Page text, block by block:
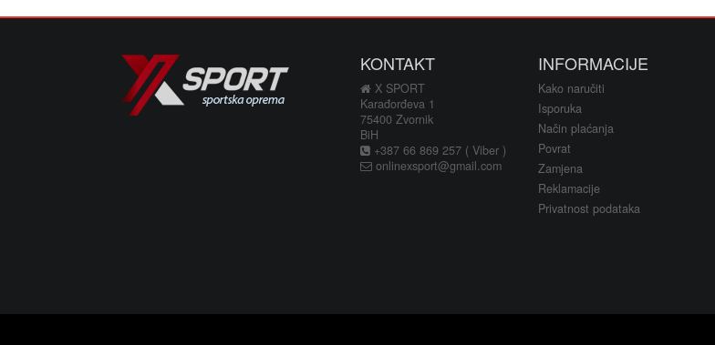
KONTAKT
X SPORT
Karađorđeva 1
75400 Zvornik
BiH
+387 66 869 257 ( Viber )
onlinexsport@gmail.com
INFORMACIJE
Kako naručiti
Isporuka
Način plaćanja
Povrat
Zamjena
Reklamacije
Privatnost podataka